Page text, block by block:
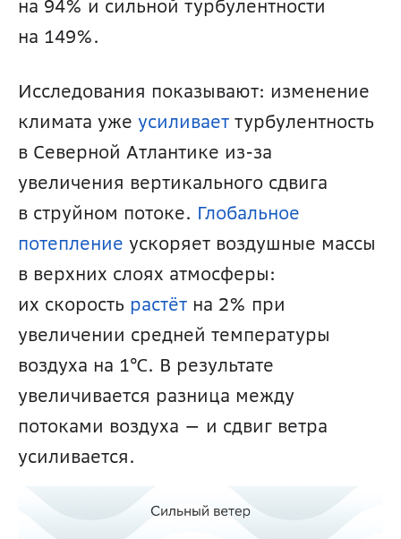
на 94% и сильной турбулентности
на 149%.
Исследования показывают: изменение
климата уже усиливает турбулентность
в Северной Атлантике из-за
увеличения вертикального сдвига
в струйном потоке. Глобальное
потепление ускоряет воздушные массы
в верхних слоях атмосферы:
их скорость растёт на 2% при
увеличении средней температуры
воздуха на 1℃. В результате
увеличивается разница между
потоками воздуха — и сдвиг ветра
усиливается.